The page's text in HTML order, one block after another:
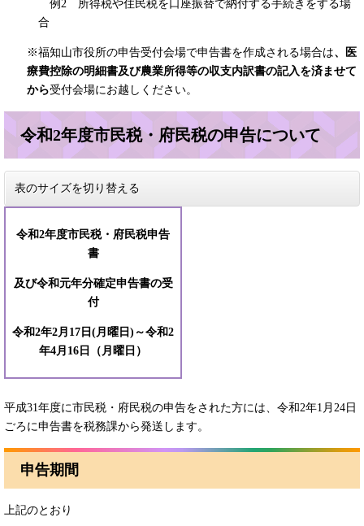
例2 所得税や住民税を口座振替で納付する手続きをする場
合
※福知山市役所の申告受付会場で申告書を作成される場合は、医
療費控除の明細書及び農業所得等の収支内訳書の記入を済ませて
から受付会場にお越しください。
令和2年度市民税・府民税の申告について
表のサイズを切り替える
令和2年度市民税・府民税申告
書
及び令和元年分確定申告書の受
付
令和2年2月17日(月曜日)～令和2
年4月16日（月曜日）
平成31年度に市民税・府民税の申告をされた方には、令和2年1月24日
ごろに申告書を税務課から発送します。
申告期間
上記のとおり